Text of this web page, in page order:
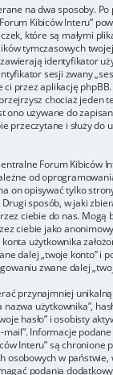
na dwa sposoby. Po
Kibiców Interu”
które są małymi
tymczasowych
identyfikator
sesji zwany
przez aplikację
chociaż jeden
ono używane do
przeczytane i służy do
Forum Kibiców
od
on opisywać tylko
sposób, w jaki
ciebie do nas. Mogą
ciebie jako
użytkownika
dalej „twoje konto” i
zwane dalej
przynajmniej
użytkownika”,
hasło” i osobisty
Informacje
Interu” są chronione
osobowych w państwie,
podania